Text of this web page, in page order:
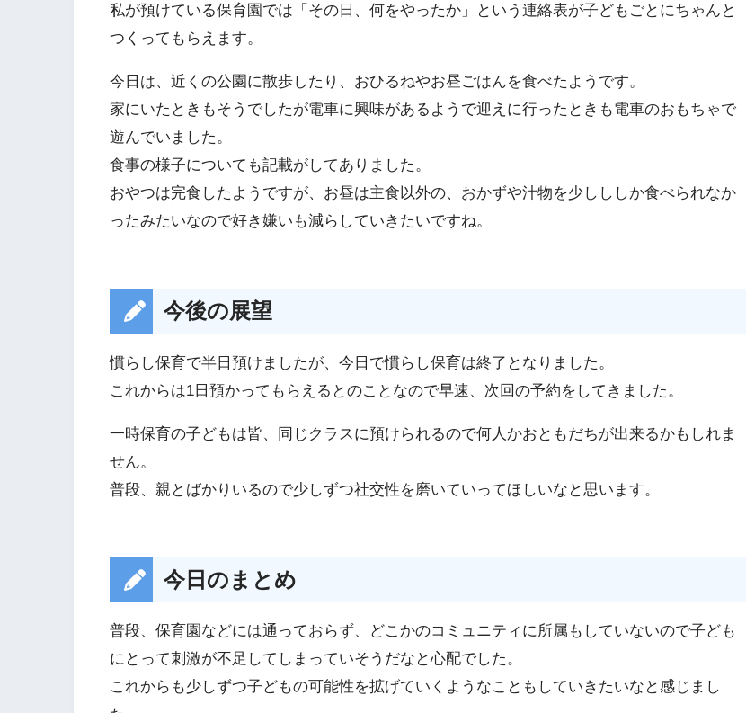
私が預けている保育園では「その日、何をやったか」という連絡表が子どもごとにちゃんと
つくってもらえます。
今日は、近くの公園に散歩したり、おひるねやお昼ごはんを食べたようです。
家にいたときもそうでしたが電車に興味があるようで迎えに行ったときも電車のおもちゃで
遊んでいました。
食事の様子についても記載がしてありました。
おやつは完食したようですが、お昼は主食以外の、おかずや汁物を少しししか食べられなか
ったみたいなので好き嫌いも減らしていきたいですね。
今後の展望
慣らし保育で半日預けましたが、今日で慣らし保育は終了となりました。
これからは1日預かってもらえるとのことなので早速、次回の予約をしてきました。
一時保育の子どもは皆、同じクラスに預けられるので何人かおともだちが出来るかもしれま
せん。
普段、親とばかりいるので少しずつ社交性を磨いていってほしいなと思います。
今日のまとめ
普段、保育園などには通っておらず、どこかのコミュニティに所属もしていないので子ども
にとって刺激が不足してしまっていそうだなと心配でした。
これからも少しずつ子どもの可能性を拡げていくようなこともしていきたいなと感じまし